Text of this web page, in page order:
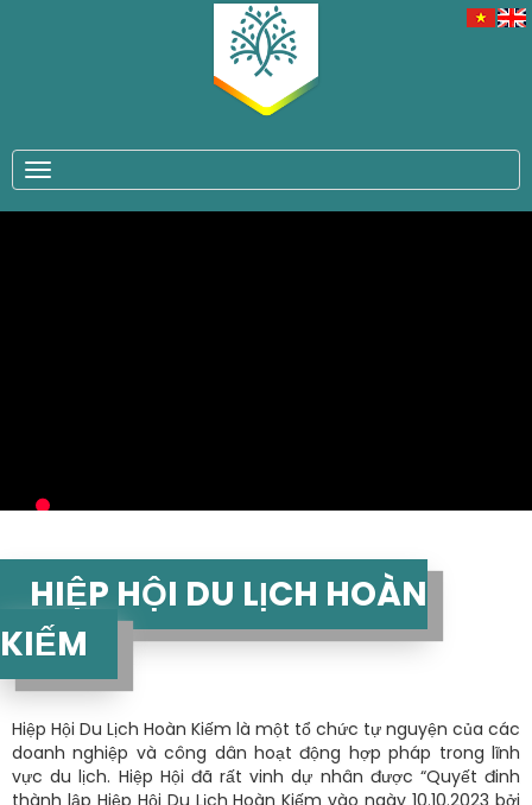
HIỆP HỘI DU LỊCH HOÀN
KIẾM
Hiệp Hội Du Lịch Hoàn Kiếm là một tổ chức tự nguyện của các
doanh nghiệp và công dân hoạt động hợp pháp trong lĩnh
vực du lịch. Hiệp Hội đã rất vinh dự nhân được “Quyết đinh
thành lập Hiệp Hội Du Lịch Hoàn Kiếm vào ngày 10.10.2023 bởi